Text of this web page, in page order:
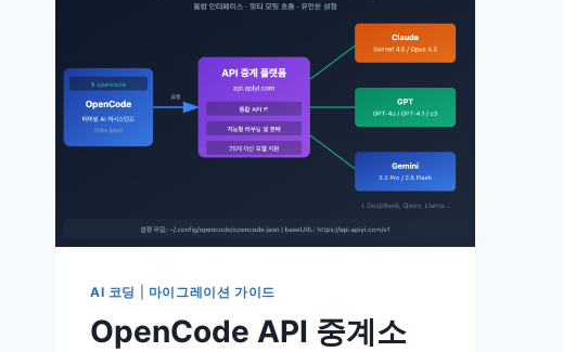
AI 코딩 마이그레이션 가이드
OpenCode API 중계소